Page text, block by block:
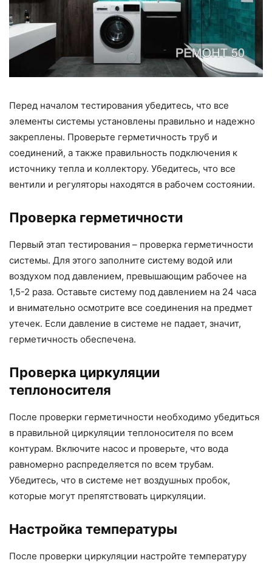
Перед началом тестирования убедитесь, что все
элементы системы установлены правильно и надежно
закреплены. Проверьте герметичность труб и
соединений, а также правильность подключения к
источнику тепла и коллектору. Убедитесь, что все
вентили и регуляторы находятся в рабочем состоянии.
Проверка герметичности
Первый этап тестирования – проверка герметичности
системы. Для этого заполните систему водой или
воздухом под давлением, превышающим рабочее на
1,5-2 раза. Оставьте систему под давлением на 24 часа
и внимательно осмотрите все соединения на предмет
утечек. Если давление в системе не падает, значит,
герметичность обеспечена.
Проверка циркуляции
теплоносителя
После проверки герметичности необходимо убедиться
в правильной циркуляции теплоносителя по всем
контурам. Включите насос и проверьте, что вода
равномерно распределяется по всем трубам.
Убедитесь, что в системе нет воздушных пробок,
которые могут препятствовать циркуляции.
Настройка температуры
После проверки циркуляции настройте температуру